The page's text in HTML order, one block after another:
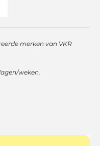
merken van VKR
weken.